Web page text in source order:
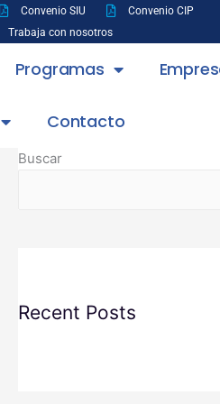
Convenio SIU
Convenio CIP
Trabaja con nosotros
Programas
Contacto
Buscar
Recent Posts